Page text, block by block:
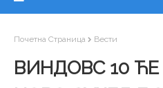
Почетна Страница Вести
ВИНДОВС 10